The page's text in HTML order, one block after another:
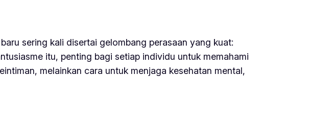
sering kali disertai gelombang perasaan yang kuat:
itu, penting bagi setiap individu untuk memahami
melainkan cara untuk menjaga kesehatan mental,